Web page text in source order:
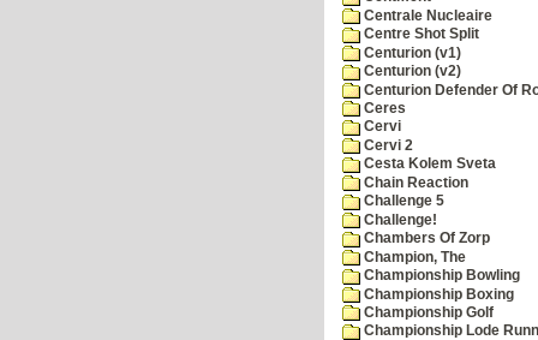
Centrale Nucleaire
Centre Shot Split
Centurion (v1)
Centurion (v2)
Centurion Defender Of
Ceres
Cervi
Cervi 2
Cesta Kolem Sveta
Chain Reaction
Challenge 5
Challenge!
Chambers Of Zorp
Champion, The
Championship Bowling
Championship Boxing
Championship Golf
Championship Lode